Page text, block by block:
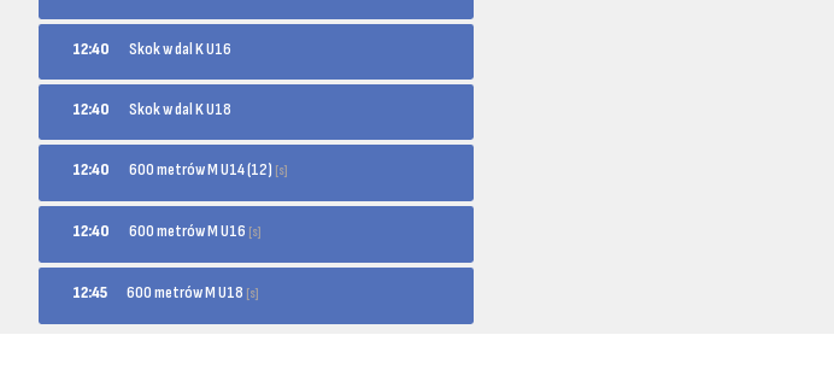
12:40 Skok w dal K U16
12:40 Skok w dal K U18
12:40 600 metrów M U14 (12) [s]
12:40 600 metrów M U16 [s]
12:45 600 metrów M U18 [s]